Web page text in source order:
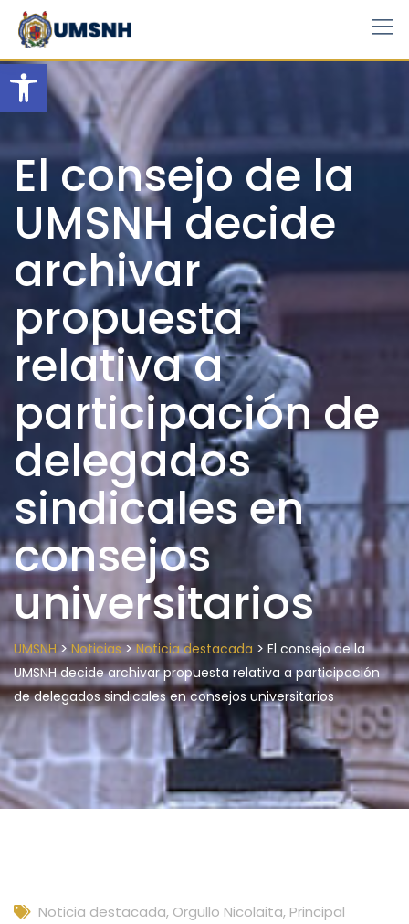
Open toolbar
Skip
content
El consejo de la
UMSNH decide
archivar
propuesta
relativa a
participación de
delegados
sindicales en
consejos
universitarios
UMSNH> Noticias>Noticia destacada > El consejo de la
UMSNH decide archivar propuesta relativa a participación
de delegados sindicales en consejos universitarios
Noticia destacada, Orgullo Nicolaita, Principal